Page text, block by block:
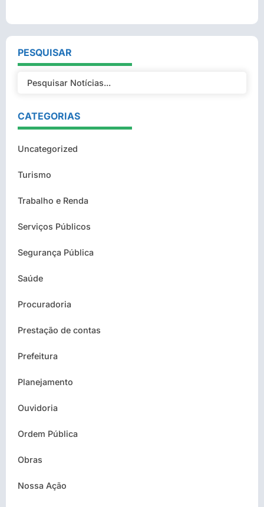
PESQUISAR
CATEGORIAS
Uncategorized
Turismo
Trabalho e Renda
Serviços Públicos
Segurança Pública
Saúde
Procuradoria
Prestação de contas
Prefeitura
Planejamento
Ouvidoria
Ordem Pública
Obras
Nossa Ação